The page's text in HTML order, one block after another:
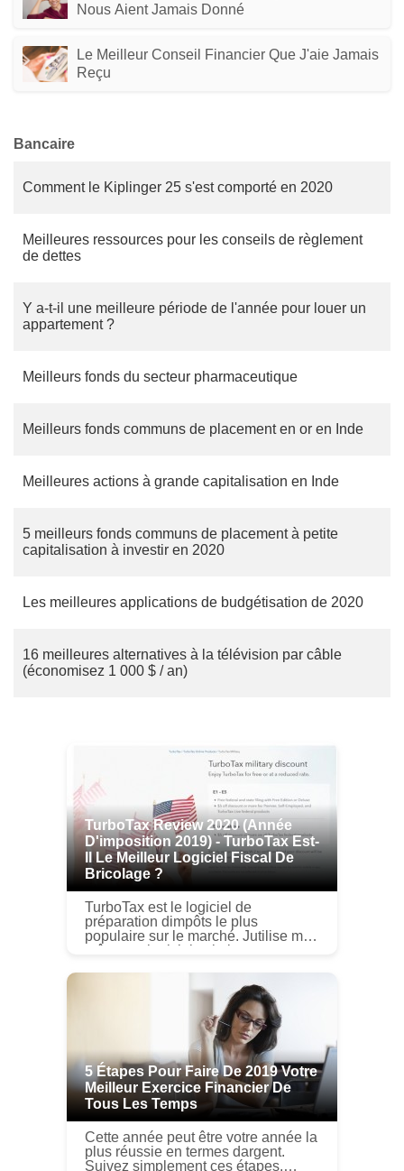
Nous Aient Jamais Donné
Le Meilleur Conseil Financier Que J'aie Jamais
Reçu
Bancaire
Comment le Kiplinger 25 s'est comporté en 2020
Meilleures ressources pour les conseils de règlement
de dettes
Y a-t-il une meilleure période de l'année pour louer un
appartement ?
Meilleurs fonds du secteur pharmaceutique
Meilleurs fonds communs de placement en or en Inde
Meilleures actions à grande capitalisation en Inde
5 meilleurs fonds communs de placement à petite
capitalisation à investir en 2020
Les meilleures applications de budgétisation de 2020
16 meilleures alternatives à la télévision par câble
(économisez 1 000 $ / an)
TurboTax Review 2020 (année
D'imposition 2019) - TurboTax Est-
Il Le Meilleur Logiciel Fiscal De
Bricolage ?
TurboTax est le logiciel de
préparation dimpôts le plus
populaire sur le marché. Jutilise moi-
même ce logiciel et je le
5 Étapes Pour Faire De 2019 Votre
Meilleur Exercice Financier De
Tous Les Temps
Cette année peut être votre année la
plus réussie en termes dargent.
Suivez simplement ces étapes.